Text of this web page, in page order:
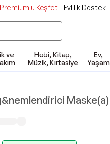
Premium'u Keşfet Evlilik Destek
ve
Hobi, Kitap,
Müzik, Kırtasiye
Ev,
Yaşam
Maske(a)